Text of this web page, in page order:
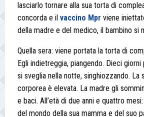
lasciarlo tornare alla sua torta di
concorda e il vaccino Mpr viene
della madre e del medico, il bambino si
Quella sera: viene portata la torta di
Egli indietreggia, piangendo. Dieci
si sveglia nella notte, singhiozzando. La
corporea è elevata. La madre gli
e baci. All’età di due anni e quattro
del mondo della sua mamma e del suo